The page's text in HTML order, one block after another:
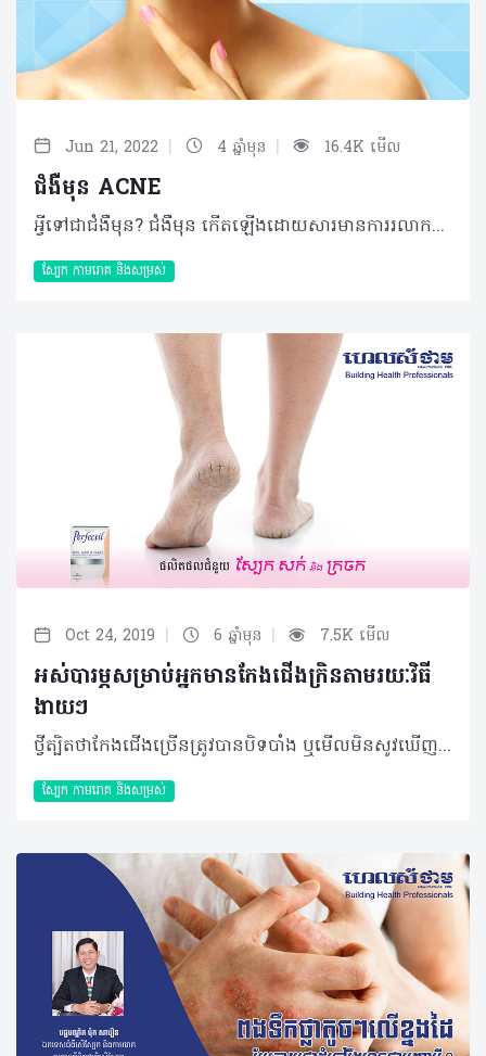
Jun 21, 2022 | 4 ឆ្នាំមុន | 16.4K មើល
ជំងឺមុន ACNE
អី្វទៅជាជំងឺមុន? ជំងឺមុន​ កើតឡើងដោយសារមានការរលាកបណ្តុំ រន្ធរោម ​និងក្រពេញខ្លាញ់ “Pilosebaceous Unit”​​ ភាគច្រើនអាចឡើងនៅមុខ និង តំបន់ផ្នែកខាង លើនៃខ្នង និងទ្រូង​ ។ ​កន្លែងផ្សេងទៀតក៏អាចកើតបានដែរដូចជា តំបន់ ក និងដងខ្លួន ។ ​ជាទូទៅអាច​ចេញមុន អំឡុងពេលពេញវ័យ ហើយអាច​កើតរាំរ៉ៃ ជាបាត់ៗ រហូតដល់វ័យជំនាស់ក៏មានដែរ​​ ។ កត្តាអ្វីខ្លះធ្វើអោយកើតមុន? មូលហេតុបង្កអោយកើតមុនមានច្រើនកត្តា: +ការប្រែប្រួលខុសពីធម្មតា​នៃអរម៉ូន Androgen: Follicular Epidermal Hyperproliferation: ការលូតលាស់នៃកោសិកា ស្បែកលើសលប់​ធ្វើអោយកកស្ទះគល់រោម Excess Sebum Production: ក្រពេញខ្លាញ់ផលិតខ្លាញ់ច្រើនជាង ធម្មតា មេរោគពួកបាក់តេរី​​ Propionibacterium Acnes (P. acnes) និង​ ការ​ប្រើប្រាស់ថ្នាំក្រុម Corticoides ។ +កត្តាតំនពូជ ​និង ប្រវត្តិគ្រួសារដែលកើតមុនអាចជាកត្តាធ្វើអោយអ្នក កើតជំងឺមុនធ្ងន់ធ្ងរ និងរាំរ៉ៃ​ជាង​​អ្នកជំងឺធម្មតា ។ តើមុនមានប៉ុន្មានប្រភេទ? ជំងឺមុនចែកចេញជា២ប្រភេទធំៗ: មុនមិនរលាក​ ជាប្រភេទមុនកើតឡើងដោយសារមានការស្ទះរន្ធញើសកោសិការចាស់ៗរួមនឹងមានវិបត្តិក្រពេញខ្លាញ់ដែលយើងហៅថាជា មុនមានក្បាល​ (Comedone) មុនប្រភេទនេះបែងចែកជា ២ប្រភេទទៀតគឺ​: មុនក្បាលខ្មៅ រឺមុនបើកមុខ Blackheads (Open comedone) មុនក្បាលស​ រឺមុនបិទមុខ Whiteheads (Closed comedone) មុនរលាក ជាប្រភេទមុនដែលមានច្រើនសណ្ឋានដូចខាងក្រោម: មុនកន្ទួលក្រហម​ Papules មុនខ្ទុះ Pustules មុនដុំពក Nodule មុនដុំគីស Cyst តើមុនចែកចេញជាប៉ុន្មានកំរិត? ភាពធ្ងន់ធ្ងរនៃជំងឺមុន​បែងចែកជា 3 កម្រិត: កម្រិតស្រាល​ (Mild Acne) រួមមានការកើតមុនមានក្បាល​ Comedones រឺការមានមុនកន្ទួលក្រហម (Papule) ​និងមុនខ្ទុះ (Pustule) ចំនួនមិនលើសពី 10 គ្រាប់ ហើយគ្មានមុនដុំពក (Nodule)។ កម្រិតមធ្យម (Moderate Acne) កាលណាមានមុនកន្ទួលក្រហម (Papule) ​និងមុនខ្ទុះ (Pustule) ចំនួនចាប់ពី 10 គ្រាប់ឡើង អាចគ្មាន រឺមានមុនដុំពក (Nodule) មិនលើសពី 5 គ្រាប់ ។ កម្រិតធ្ងន់(Severe Acne​) រាប់ថាធ្ងន់ធ្ងរករណីមានមុនកន្ទួលក្រហម (Papule) ​និងមុនខ្ទុះ (Pustule) ច្រើនខ្លាំង​ និងមានមុនដុំពក (Nodule) រឺ​មុនដុំគីស​ (Cyst)​​ ច្រើនឈានទៅដល់ការមានខ្ទុះហូរច្រើនដុំចូលគ្នា Sinus Tract ។ ជំងឺមុនអាចបន្សល់ទុកស្នាមក្រហម ស្នាមខ្មៅ ស្នាមខូង រឺខ្មូតមុខ និងផ្លែសាច់ក្រោយកើតមុនបាន ។​ កំរិតនៃការកើតមុន និងរយះពេលការឡើងមុនគឺជាកត្តាចំបងនៃការបន្សល់ទុកស្លាកស្នាមទាំងនេះ ។ ដូចនេះការទទួលបានការព្យាបាលត្រឹមត្រូវ និងទាន់ពេលវេលាអាចការពារនូវស្នាមខាងលើបាន។ តើអាចព្យាបាលដោយវិធីណាខ្លះ? ការព្យាបាលមានច្រើនវិធីអាស្រ័យលើប្រភេទមុន​ និងភាពធ្ងន់ធ្ងរនៃការកើតមុន និងទៅតាមអ្នកជំងឺផ្សេងៗគ្នា ។ ការព្យាបាលរួមមាន​ ការញិចសំអាតមុន ថ្នាំលាប ថ្នាំលេប​ ថ្នាំចាក់ ភៀលមុខ និងឡេសឺរ​​​ជាដើម ​។ ការប្រើថ្នាំលាប Topical Treatment Retinoids: Tretinoin, Adapalene, Isotretinoin Antimicrobials: Benzoyl Peroxide, Clindamycin, Erythromycin, Azelaic Acid, Salicylic Acid Adjunctive therapy ការព្យាបាលផ្សេងៗទៀត: ការលាងសំអាតមុខជាប្រចាំ ការប្រើផលិតផលថែទាំស្បែកអោយបានត្រឹមត្រូវតាមប្រភេទស្បែក​ដោយផ្តោតលើ​ Noncomedogenic, Non-acnegenic, Hypoallergic លាបឡេសំនើមមុខជាប្រចាំ ការញិចយកមុនចេញ​ Comedone Extraction ការព្យាបាលដោយការចាក់ទៅលើគ្រាប់មុន (Intralesional Steroid Injection) ភៀលមុខដោយទឹកថ្នាំ​ Chemical Peeling កំរិតធ្ងន់ធ្ងរប្រើថ្នាំលេប Systemic Treatment: Antibiotics: Tetracycline, Doxycycline, Minocycline, Erythromycin, Azithromycin…etc. Oral Contraceptives Oral Isotretnoin ការព្យាបាលដោយម៉ាស៊ីនឡេសឺរ: Pulsed Dye Laser (PDL), Blue Light, Red Light, Intense Pulse Light (IPL), Photodynamic therapy (PDT), Radiofrequency (RF) …etc. ជម្រើសនៃការព្យាបាល គឺស្ថិតទៅតាមករណីពិសេសផ្សេងៗរបស់អ្នកជំងឺជាក់ស្តែង ។ ជំរើសនីមួយៗមិនអាចទិញប្រើដោយខ្លួនឯងបានឡើយព្រោះ អាចគ្រោះថ្នាក់បាន ។ ការព្យាបាលនឹងទទួលបានប្រសិទ្ធិភាពខ្ពស់ បើអ្នកជំងឺទទួលការព្យាបាល បាន​​​​ត្រឹមត្រូវ​ ទាន់ពេលវេលា និងជៀសវាងកត្តាបង្កផ្សេងៗ ។ រាល់ពេលមានបញ្ហាមុន និងចម្ងល់អាចទៅជួបគ្រូពេទ្យឯកទេសសើស្បែក ដើម្បីទទួលបានការព្យាបាល​ដែលប្រកបដោយសុវត្ថិភាព និងប្រសិទ្ធិភាព ។ ពត៏មានលំអិតសំរាប់អ្នកមានបញ្ហាមុន និង ជំរើសនៃការព្យាបាល អាចមកពិគ្រោះជាមួយ​គ្រូពេទ្យឯកទេសសើស្បែក​​ និងឡេសឺរ រៀបរៀងនិងរក្សាសិទិ្ធដោយវេជ្ជបណ្ឌិត ​សួងស៊ីណាត​ ស្ថាបនិកគ្លីនិកវីណាត​ Founder & CEO of VNAT Clinic
ស្បែក កាមរោគ​ និងសម្រស់
Oct 24, 2019 | 6 ឆ្នាំមុន | 7.5K មើល
អស់បារម្ភសម្រាប់អ្នកមានកែងជើងក្រិនតាមរយៈវិធី
ងាយៗ
ថ្វីត្បិតថាកែងជើងច្រើនត្រូវបានបិទបាំង ឬមើលមិនសូវឃើញក៏ពិតមែន តែការថែទាំសុខភាព និងសម្ផស្សរបស់វា ពិតជាមិនអាចត្រូវបានមើលរំលងឡើយ។ ជាមួយនឹងរូបមន្តពីធម្មជាតិងាយៗ ខាងក្រោមនេះ អ្នកដែលមានបញ្ហាស្បែកជើងក្រិន ជាពិសេសនៅកែងជើងនឹងលែងមានកង្វល់ទៀតហើយ… អំបិល-ក្រូចឆ្មារ លាយអំបិល ១ស្លាបព្រាបាយ ជាមួយនឹងទឹកក្រូចឆ្មារ១ស្លាបព្រាបាយ នៅក្នុងទឹកក្តៅឧណ្ហៗ ហើយដាក់ជើងត្រាំប្រមាណ ១៥-២០នាទី ហើយប្រើថ្មខាត់ស្បែកត្រដុសស្បែកជើងដែលក្រិន រួចជូតឲ្យស្ងួត ហើយលាបក្រែមបន្ថែមសំណើមដល់ស្បែក។ ប្រទាលកន្ទុយក្រពើ ត្រាំជើងក្នុងទឹកក្តៅឧណ្ហៗ ២-៣នាទី ហើយជូតជើងឲ្យស្ងួត មុននឹងដាក់សាច់ប្រទាលកន្ទុយក្រពើនៅលើជើង ដោយពាក់ស្រោមជើងពីលើ (ទុករយៈពេល ១យប់) រួចសឹមលាងសម្អាតចេញពេលព្រឹក។ ម៉ាស់ផ្លែឈើ កិនចេកទុំ២ផ្លែ សាច់ដូង២ស្លាបព្រាបាយ និងផ្លែប៊័រ១ចំហៀង ចូលគ្នារយៈពេល៥-១០នាទី (ទាល់តែចូលគ្នាសព្វ) ហើយយកវាទៅបិតលើកន្លែងដែលក្រិនដោយទុកចោល២-៣ម៉ោងរួចសឹមលាងចេញជាមួយទឹកក្តៅឧណ្ហៗ។ ប្រេងដូង ម៉ាស្សាស្បែកក្រិនជាមួយនឹងប្រេងដូង(១ស្លាបព្រាបាយ) ហើយពាក់ស្រោមជើង ១យប់ពេញដល់ព្រឹកឡើង សឹមដោះវាចេញវិញ។ ចេកទុំ កិនចេកទុំ២ផ្លែឲ្យម៉ដ្ឋ ហើយលាបលើជើងដោយទុករយៈពេល ២០នាទីរួចសឹមលាងសម្អាតជាមួយទឹកស្អាត។ ទឹកឃ្មុំ ចាក់ទឹកឃ្មុំ ១កែវលាយជាមួយទឹកក្តៅឧណ្ហៗ១ធុងតូច រួចដាក់ជើងត្រាំ ដោយធ្វើការម៉ាស្សាថ្នមៗប្រមាណ២០នាទី ហើយប្រើថ្មខាត់ស្បែកត្រដុសពីលើ មុននឹងជូតជើងឲ្យស្ងួត ហើយលាបក្រែមផ្តល់សំណើម។ Vaseline-ទឹកក្រូចឆ្មារ ត្រាំជើងក្នុងទឹកក្តៅឧណ្ហៗប្រហែលជា២០នាទី រួចលាងសម្អាត និងជូតឲ្យស្ងួត។ លាយទឹកក្រូចឆ្មារ៣-៤ដំណក់ ជាមួយនឹងជែល Vaseline ១ស្លាបព្រាបាយឲ្យសព្វចូលគ្នា ហើយលាបទៅលើកែងជើង និងប្រអប់ជើងទាំងមូល រួចពាក់ស្រោមជើង (ពេញមួយយប់) ហើយសឹមលាងសម្អាតជើងចេញនៅពេលព្រឹក។ អត្ថបទ៖ ដកស្រង់ចេញពីទស្សនាវដ្ដី ហេលស៍ថាម ប្រូ​ លេខ ៨៤ 2019 រក្សាសិទ្ធិគ្រប់យ៉ាង​ដោយ Healthtime Corporation ចំពោះគ្រប់អត្ថបទដោយគ្មានផ្នែកណាមួយត្រូវបោះពុម្ពផ្សាយចូលប្រព័ន្ធអុីនធឺណែតឧបករណ៍អេឡិចត្រូនិកអាត់ជាសំឡេងឬថតចំលងគ្រប់រូបភាពដោយគ្មានការអនុញ្ញាតឡើយ
ស្បែក កាមរោគ​ និងសម្រស់